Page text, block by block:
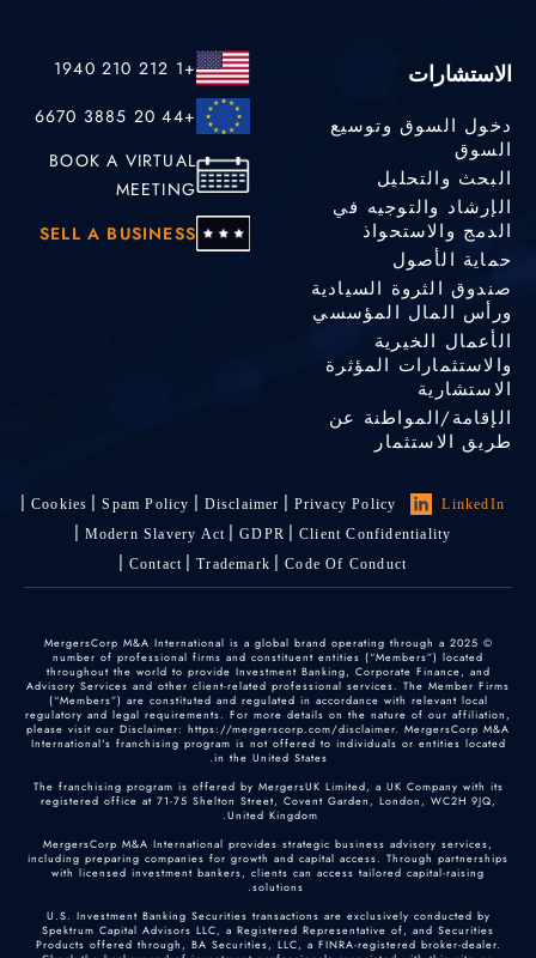
الاستشارات
دخول السوق وتوسيع
السوق
البحث والتحليل
الإرشاد والتوجيه في
الدمج والاستحواذ
حماية الأصول
صندوق الثروة السيادية
ورأس المال المؤسسي
الأعمال الخيرية
والاستثمارات المؤثرة
الاستشارية
الإقامة/المواطنة عن
طريق الاستثمار
+1 212 210 1940
+44 20 3885 6670
BOOK A VIRTUAL
MEETING
SELL A BUSINESS
LinkedIn
Privacy Policy
Disclaimer
Spam Policy
Cookies
Client Confidentiality
GDPR
Modern Slavery Act
Code Of Conduct
Trademark
Contact
© 2025 MergersCorp M&A International is a global brand operating through a
number of professional firms and constituent entities (“Members”) located
throughout the world to provide Investment Banking, Corporate Finance, and
Advisory Services and other client-related professional services. The Member Firms
(“Members”) are constituted and regulated in accordance with relevant local
regulatory and legal requirements. For more details on the nature of our affiliation,
please visit our Disclaimer: https://mergerscorp.com/disclaimer. MergersCorp M&A
International's franchising program is not offered to individuals or entities located
in the United States.
The franchising program is offered by MergersUK Limited, a UK Company with its
registered office at 71-75 Shelton Street, Covent Garden, London, WC2H 9JQ,
United Kingdom.
MergersCorp M&A International provides strategic business advisory services,
including preparing companies for growth and capital access. Through partnerships
with licensed investment bankers, clients can access tailored capital-raising
solutions.
U.S. Investment Banking Securities transactions are exclusively conducted by
Spektrum Capital Advisors LLC, a Registered Representative of, and Securities
Products offered through, BA Securities, LLC, a FINRA-registered broker-dealer.